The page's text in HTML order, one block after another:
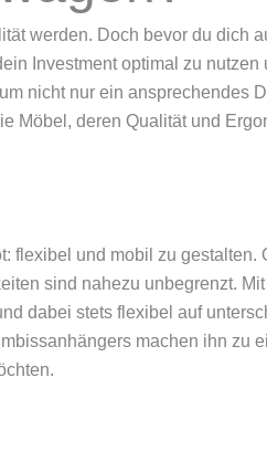
werden. Doch bevor du dich
Investment optimal zu nutzen
nicht nur ein ansprechendes
Möbel, deren Qualität und
flexibel und mobil zu gestalten.
sind nahezu unbegrenzt.
dabei stets flexibel auf
machen ihn zu